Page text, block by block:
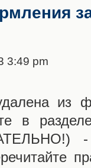
3:49 pm
из
в